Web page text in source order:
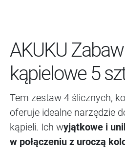
AKUKU
kąpielowe 5
Tem zestaw 4 ślicznych,
oferuje idealne narzędzie
kąpieli. Ich wyjątkowe i
w połączeniu z uroczą